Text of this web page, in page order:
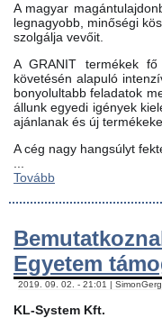
A magyar
legnagyobb, minőségi
szolgálja vevőit.
A GRANIT termékek
követésén alapuló
bonyolultabb feladatok
állunk egyedi igények
ajánlanak és új
A cég nagy hangsúlyt
Tovább
Egyetem
2019. 09. 02. - 21:01 |
KL-System Kft.